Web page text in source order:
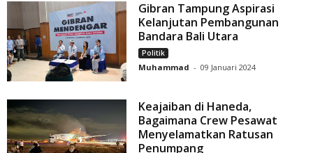
Gibran Tampung Aspirasi
Kelanjutan Pembangunan
Bandara Bali Utara
Politik
Muhammad - 09 Januari 2024
Keajaiban di Haneda,
Bagaimana Crew Pesawat
Menyelamatkan Ratusan
Penumpang